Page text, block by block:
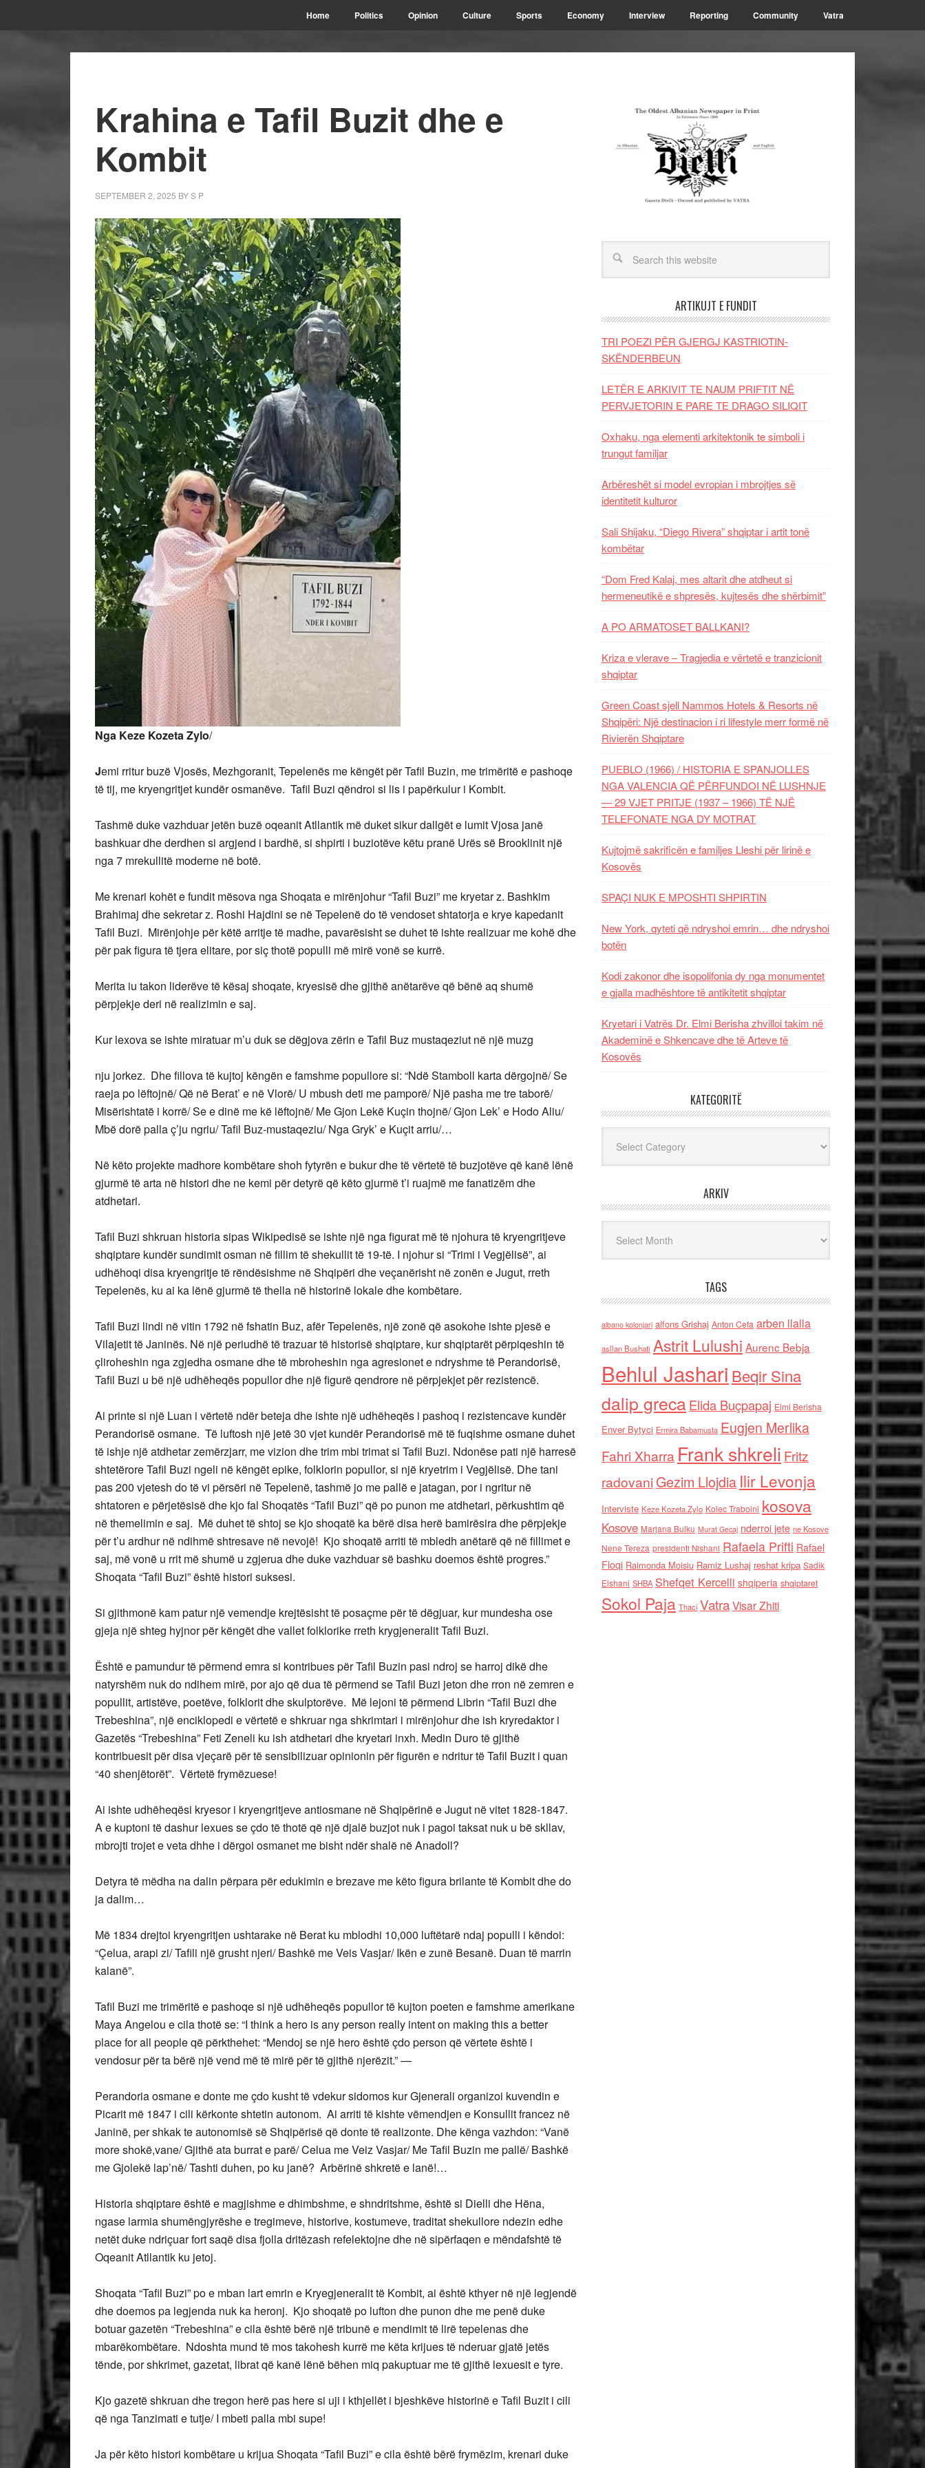
Home Politics Opinion Culture Sports Economy Interview Reporting Community Vatra
Krahina e Tafil Buzit dhe e
Kombit
SEPTEMBER 2, 2025 BYS P
Nga Keze Kozeta Zylo/
Jemi rritur buzë Vjosës, Mezhgoranit, Tepelenës me këngët për Tafil Buzin, me trimëritë e pashoqe
të tij, me kryengritjet kundër osmanëve. Tafil Buzi qëndroi si lis i papërkulur i Kombit.
Tashmë duke vazhduar jetën buzë oqeanit Atllantik më duket sikur dallgët e lumit Vjosa janë
bashkuar dhe derdhen si argjend i bardhë, si shpirti i buziotëve këtu pranë Urës së Brooklinit një
nga 7 mrekullitë moderne në botë.
Me krenari kohët e fundit mësova nga Shoqata e mirënjohur “Tafil Buzi” me kryetar z. Bashkim
Brahimaj dhe sekretar z. Roshi Hajdini se në Tepelenë do të vendoset shtatorja e krye kapedanit
Tafil Buzi. Mirënjohje për këtë arritje të madhe, pavarësisht se duhet të ishte realizuar me kohë dhe
për pak figura të tjera elitare, por siç thotë populli më mirë vonë se kurrë.
Merita iu takon liderëve të kësaj shoqate, kryesisë dhe gjithë anëtarëve që bënë aq shumë
përpjekje deri në realizimin e saj.
Kur lexova se ishte miratuar m’u duk se dëgjova zërin e Tafil Buz mustaqeziut në një muzg
nju jorkez. Dhe fillova të kujtoj këngën e famshme popullore si: “Ndë Stamboll karta dërgojnë/ Se
raeja po lëftojnë/ Që në Berat’ e në Vlorë/ U mbush deti me pamporë/ Një pasha me tre taborë/
Misërishtatë i korrë/ Se e dinë me kë lëftojnë/ Me Gjon Lekë Kuçin thojnë/ Gjon Lek’ e Hodo Aliu/
Mbë dorë palla ç’ju ngriu/ Tafil Buz-mustaqeziu/ Nga Gryk’ e Kuçit arriu/…
Në këto projekte madhore kombëtare shoh fytyrën e bukur dhe të vërtetë të buzjotëve që kanë lënë
gjurmë të arta në histori dhe ne kemi për detyrë që këto gjurmë t’i ruajmë me fanatizëm dhe
atdhetari.
Tafil Buzi shkruan historia sipas Wikipedisë se ishte një nga figurat më të njohura të kryengritjeve
shqiptare kundër sundimit osman në fillim të shekullit të 19-të. I njohur si “Trimi i Vegjëlisë”, ai
udhëhoqi disa kryengritje të rëndësishme në Shqipëri dhe veçanërisht në zonën e Jugut, rreth
Tepelenës, ku ai ka lënë gjurmë të thella në historinë lokale dhe kombëtare.
Tafil Buzi lindi në vitin 1792 në fshatin Buz, afër Tepelenës, një zonë që asokohe ishte pjesë e
Vilajetit të Janinës. Në një periudhë të trazuar të historisë shqiptare, kur shqiptarët përpiqeshin të
çliroheshin nga zgjedha osmane dhe të mbroheshin nga agresionet e ndryshme të Perandorisë,
Tafil Buzi u bë një udhëheqës popullor dhe një figurë qendrore në përpjekjet për rezistencë.
Ai printe si një Luan i vërtetë ndër beteja dhe ishte një udhëheqës i pashoq i rezistencave kundër
Perandorisë osmane. Të luftosh një jetë 30 vjet kundër Perandorisë më të fuqishme osmane duhet
të ishje një atdhetar zemërzjarr, me vizion dhe trim mbi trimat si Tafil Buzi. Ndonëse pati një harresë
shtetërore Tafil Buzi ngeli në këngët epike, folklorin popullor, si një kryetrim i Vegjëlisë. Dhe tani
pas 200 vjetesh do të vi përsëri në Tepelenë, tashmë jo me pallë e jatagan, por i ngritur në
shtatoren e përjetësisë dhe kjo fal Shoqatës “Tafil Buzi” që po punon me atdhetari, përkushtim që
në themelimin e saj. Më duhet të shtoj se kjo shoqatë ka bërë disa herë bamirësira dhe përpjekje
për t’u ardhur në ndihmë shtresave në nevojë! Kjo shoqatë arriti të mbledh anëtarë që në fillimet e
saj, më vonë u rrit më shumë u zgjerua dhe duke vazhduar së bashku doemos është progres.”
Shoqata “Tafil Buzi” është histori suksesi.
Si gjithmonë kam patur një vemendje krejtësisht të posaçme për të dëgjuar, kur mundesha ose
gjeja një shteg hyjnor për këngët dhe vallet folklorike rreth krygjeneralit Tafil Buzi.
Është e pamundur të përmend emra si kontribues për Tafil Buzin pasi ndroj se harroj dikë dhe
natyrshëm nuk do ndihem mirë, por ajo që dua të përmend se Tafil Buzi jeton dhe rron në zemren e
popullit, artistëve, poetëve, folklorit dhe skulptorëve. Më lejoni të përmend Librin “Tafil Buzi dhe
Trebeshina”, një enciklopedi e vërtetë e shkruar nga shkrimtari i mirënjohur dhe ish kryredaktor i
Gazetës “Trebeshina” Feti Zeneli ku ish atdhetari dhe kryetari inxh. Medin Duro të gjithë
kontribuesit për disa vjeçarë për të sensibilizuar opinionin për figurën e ndritur të Tafil Buzit i quan
“40 shenjëtorët”. Vërtetë frymëzuese!
Ai ishte udhëheqësi kryesor i kryengritjeve antiosmane në Shqipërinë e Jugut në vitet 1828-1847.
A e kuptoni të dashur lexues se çdo të thotë që një djalë buzjot nuk i pagoi taksat nuk u bë skllav,
mbrojti trojet e veta dhhe i dërgoi osmanet me bisht ndër shalë në Anadoll?
Detyra të mëdha na dalin përpara për edukimin e brezave me këto figura brilante të Kombit dhe do
ja dalim…
Më 1834 drejtoi kryengritjen ushtarake në Berat ku mblodhi 10,000 luftëtarë ndaj populli i këndoi:
“Çelua, arapi zi/ Tafili një grusht njeri/ Bashkë me Veis Vasjar/ Ikën e zunë Besanë. Duan të marrin
kalanë”.
Tafil Buzi me trimëritë e pashoqe si një udhëheqës popullor të kujton poeten e famshme amerikane
Maya Angelou e cila thotë se: “I think a hero is any person really intent on making this a better
place for all people që përkthehet: “Mendoj se një hero është çdo person që vërtete është i
vendosur për ta bërë një vend më të mirë për të gjithë njerëzit.” —
Perandoria osmane e donte me çdo kusht të vdekur sidomos kur Gjenerali organizoi kuvendin e
Picarit më 1847 i cili kërkonte shtetin autonom. Ai arriti të kishte vëmendjen e Konsullit francez në
Janinë, per shkak te autonomisë së Shqipërisë që donte të realizonte. Dhe kënga vazhdon: “Vanë
more shokë,vane/ Gjithë ata burrat e parë/ Celua me Veiz Vasjar/ Me Tafil Buzin me pallë/ Bashkë
me Gjolekë lap’në/ Tashti duhen, po ku janë? Arbërinë shkretë e lanë!…
Historia shqiptare është e magjishme e dhimbshme, e shndritshme, është si Dielli dhe Hëna,
ngase larmia shumëngjyrëshe e tregimeve, historive, kostumeve, traditat shekullore ndezin edhe
netët duke ndriçuar fort saqë disa fjolla dritëzash refelektojne dhe në sipërfaqen e mëndafshtë të
Oqeanit Atllantik ku jetoj.
Shoqata “Tafil Buzi” po e mban lart emrin e Kryegjeneralit të Kombit, ai është kthyer në një legjendë
dhe doemos pa legjenda nuk ka heronj. Kjo shoqatë po lufton dhe punon dhe me penë duke
botuar gazetën “Trebeshina” e cila është bërë një tribunë e mendimit të lirë tepelenas dhe
mbarëkombëtare. Ndoshta mund të mos takohesh kurrë me këta krijues të nderuar gjatë jetës
tënde, por shkrimet, gazetat, librat që kanë lënë bëhen miq pakuptuar me të gjithë lexuesit e tyre.
Kjo gazetë shkruan dhe tregon herë pas here si uji i kthjellët i bjeshkëve historinë e Tafil Buzit i cili
që nga Tanzimati e tutje/ I mbeti palla mbi supe!
Ja për këto histori kombëtare u krijua Shoqata “Tafil Buzi” e cila është bërë frymëzim, krenari duke
ARTIKUJT E FUNDIT
TRI POEZI PËR GJERGJ KASTRIOTIN-
SKËNDERBEUN
LETËR E ARKIVIT TE NAUM PRIFTIT NË
PERVJETORIN E PARE TE DRAGO SILIQIT
Oxhaku, nga elementi arkitektonik te simboli i
trungut familjar
Arbëreshët si model evropian i mbrojtjes së
identitetit kulturor
Sali Shijaku, “Diego Rivera” shqiptar i artit tonë
kombëtar
“Dom Fred Kalaj, mes altarit dhe atdheut si
hermeneutikë e shpresës, kujtesës dhe shërbimit”
A PO ARMATOSET BALLKANI?
Kriza e vlerave – Tragjedia e vërtetë e tranzicionit
shqiptar
Green Coast sjell Nammos Hotels & Resorts në
Shqipëri: Një destinacion i ri lifestyle merr formë në
Rivierën Shqiptare
PUEBLO (1966) / HISTORIA E SPANJOLLES
NGA VALENCIA QË PËRFUNDOI NË LUSHNJE
— 29 VJET PRITJE (1937 – 1966) TË NJË
TELEFONATE NGA DY MOTRAT
Kujtojmë sakrificën e familjes Lleshi për lirinë e
Kosovës
SPAÇI NUK E MPOSHTI SHPIRTIN
New York, qyteti që ndryshoi emrin… dhe ndryshoi
botën
Kodi zakonor dhe isopolifonia dy nga monumentet
e gjalla madhështore të antikitetit shqiptar
Kryetari i Vatrës Dr. Elmi Berisha zhvilloi takim në
Akademinë e Shkencave dhe të Arteve të
Kosovës
KATEGORITË
ARKIV
TAGS
albano kolonjari alfons Grishaj Anton Cefa arben llalla
asllan Bushati Astrit Lulushi Aurenc Bebja
Behlul Jashari Beqir Sina
dalip grecaElida Buçpapaj Elmi Berisha
Enver Bytyci Ermira Babamusta Eugjen Merlika
Fahri Xharra Frank shkreli Fritz
radovaniGezim Llojdia Ilir Levonja
Interviste Keze Kozeta Zylo Kolec Traboini kosova
Kosove Marjana Bulku Murat Gecaj nderroi jete ne Kosove
Nene Tereza presidenti Nishani Rafaela Prifti Rafael
Floqi Raimonda Moisiu Ramiz Lushaj reshat kripa Sadik
Elshani SHBA Shefqet Kercelli shqiperia shqiptaret
Sokol Paja Thaci VatraVisar Zhiti